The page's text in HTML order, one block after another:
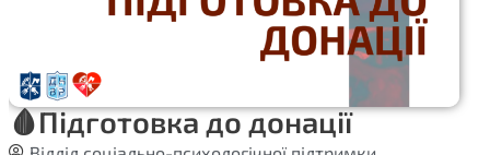
🩸Підготовка до донації